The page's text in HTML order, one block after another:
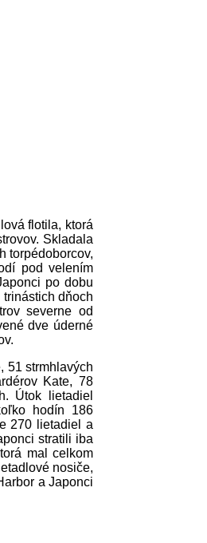
flotila, ktorá
Skladala
torpédoborcov,
pod velením
po dobu
dňoch
severne od
dve úderné
51 strmhlavých
Kate, 78
Útok lietadiel
hodín 186
270 lietadiel a
stratili iba
mal celkom
nosiče,
a Japonci